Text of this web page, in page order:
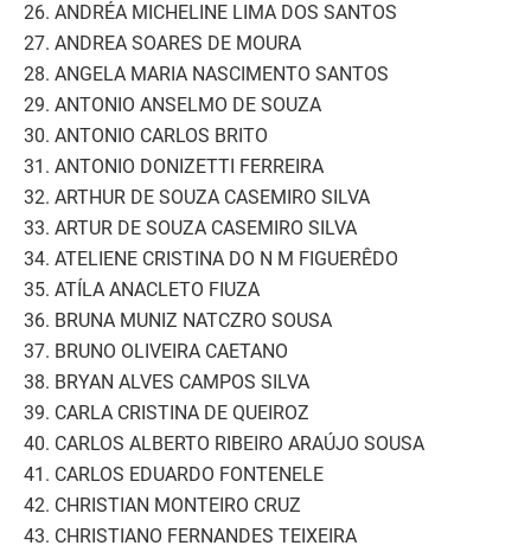
26. ANDRÉA MICHELINE LIMA DOS SANTOS
27. ANDREA SOARES DE MOURA
28. ANGELA MARIA NASCIMENTO SANTOS
29. ANTONIO ANSELMO DE SOUZA
30. ANTONIO CARLOS BRITO
31. ANTONIO DONIZETTI FERREIRA
32. ARTHUR DE SOUZA CASEMIRO SILVA
33. ARTUR DE SOUZA CASEMIRO SILVA
34. ATELIENE CRISTINA DO N M FIGUERÊDO
35. ATÍLA ANACLETO FIUZA
36. BRUNA MUNIZ NATCZRO SOUSA
37. BRUNO OLIVEIRA CAETANO
38. BRYAN ALVES CAMPOS SILVA
39. CARLA CRISTINA DE QUEIROZ
40. CARLOS ALBERTO RIBEIRO ARAÚJO SOUSA
41. CARLOS EDUARDO FONTENELE
42. CHRISTIAN MONTEIRO CRUZ
43. CHRISTIANO FERNANDES TEIXEIRA